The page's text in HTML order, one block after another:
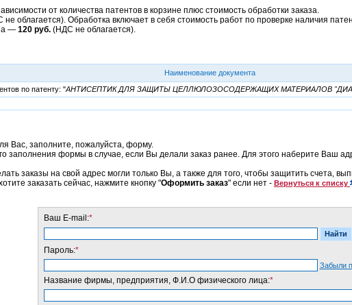
от количества патентов в корзине плюс стоимость обработки заказа.
облагается). Обработка включает в себя стоимость работ по проверке наличия
— 120 руб. (НДС не облагается).
Наименование документа
по патенту: "АНТИСЕПТИК ДЛЯ ЗАЩИТЫ ЦЕЛЛЮЛОЗОСОДЕРЖАЩИХ МАТЕРИАЛОВ
Вас, заполните, пожалуйста, форму.
заполнения формы в случае, если Вы делали заказ ранее. Для этого наберите Ваш
заказы на свой адрес могли только Вы, а также для того, чтобы защитить счета,
заказать сейчас, нажмите кнопку "Оформить заказ" если нет - Вернуться к списку
Ваш E-mail:*
Пароль:*
Забыли
Название фирмы, предприятия, Ф.И.О физического лица:*